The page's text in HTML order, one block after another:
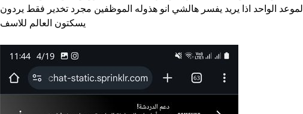
الموعد الواحد اذا يريد يفسر هالشي انو هذوله الموظفين مجرد تخدير فقط يردون
يسكتون العالم للاسف